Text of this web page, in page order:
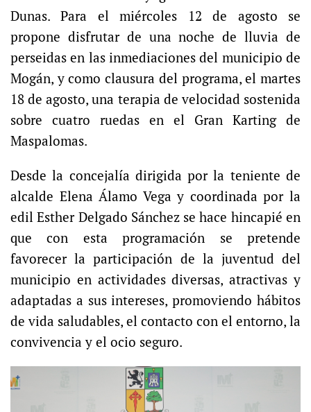
Dunas. Para el miércoles 12 de agosto se
propone disfrutar de una noche de lluvia de
perseidas en las inmediaciones del municipio de
Mogán, y como clausura del programa, el martes
18 de agosto, una terapia de velocidad sostenida
sobre cuatro ruedas en el Gran Karting de
Maspalomas.
Desde la concejalía dirigida por la teniente de
alcalde Elena Álamo Vega y coordinada por la
edil Esther Delgado Sánchez se hace hincapié en
que con esta programación se pretende
favorecer la participación de la juventud del
municipio en actividades diversas, atractivas y
adaptadas a sus intereses, promoviendo hábitos
de vida saludables, el contacto con el entorno, la
convivencia y el ocio seguro.